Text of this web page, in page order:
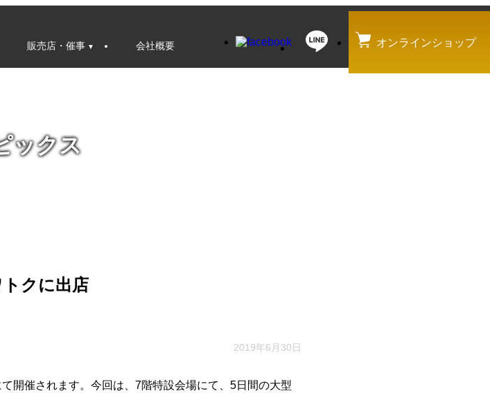
販売店・催事 会社概要 オンラインショップ
ックス
クに出店
2019年6月30日
開催されます。今回は、7階特設会場にて、5日間の大型